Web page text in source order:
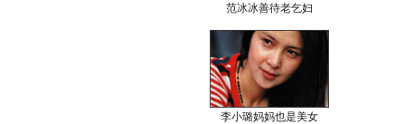
范冰冰善待老乞妇
李小璐妈妈也是美女